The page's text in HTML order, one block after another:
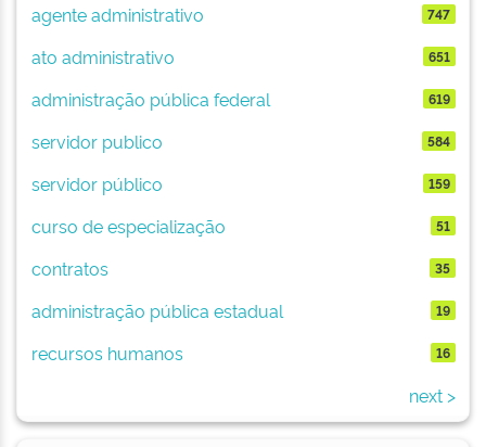
agente administrativo 747
ato administrativo 651
administração pública federal 619
servidor publico 584
servidor público 159
curso de especialização 51
contratos 35
administração pública estadual 19
recursos humanos 16
next >